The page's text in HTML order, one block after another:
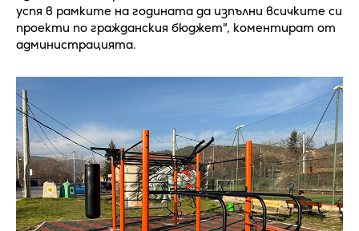
успя в рамките на годината да изпълни всичките си
проекти по гражданския бюджет", коментират от
администрацията.